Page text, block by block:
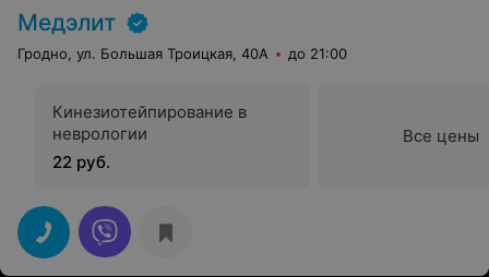
Медэлит
Гродно, ул. Большая Троицкая, 40А до 21:00
Кинезиотейпирование в
неврологии
22 руб.
Все цены